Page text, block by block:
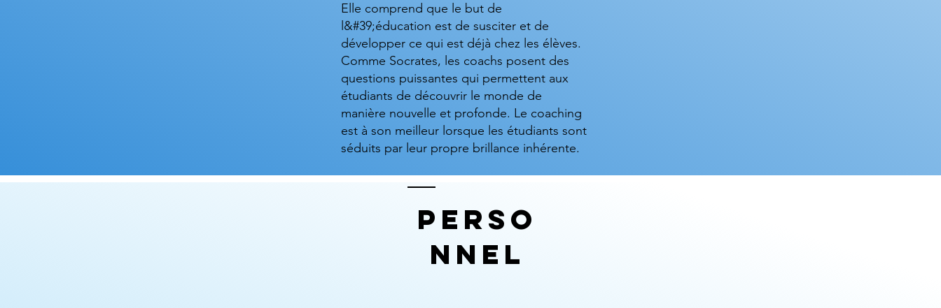
Elle comprend que le but de
l&#39;éducation est de susciter et de
développer ce qui est déjà chez les élèves.
Comme Socrates, les coachs posent des
questions puissantes qui permettent aux
étudiants de découvrir le monde de
manière nouvelle et profonde. Le coaching
est à son meilleur lorsque les étudiants sont
séduits par leur propre brillance inhérente.
Perso
nnel